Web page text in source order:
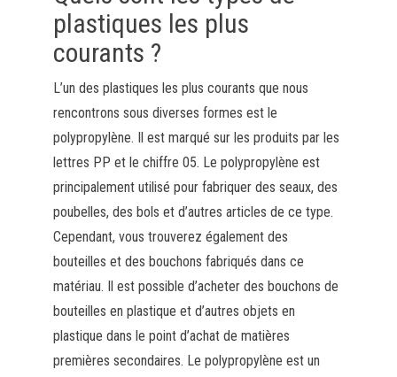
plastiques les plus
courants ?
L’un des plastiques les plus courants que nous
rencontrons sous diverses formes est le
polypropylène. Il est marqué sur les produits par les
lettres PP et le chiffre 05. Le polypropylène est
principalement utilisé pour fabriquer des seaux, des
poubelles, des bols et d’autres articles de ce type.
Cependant, vous trouverez également des
bouteilles et des bouchons fabriqués dans ce
matériau. Il est possible d’acheter des bouchons de
bouteilles en plastique et d’autres objets en
plastique dans le point d’achat de matières
premières secondaires. Le polypropylène est un